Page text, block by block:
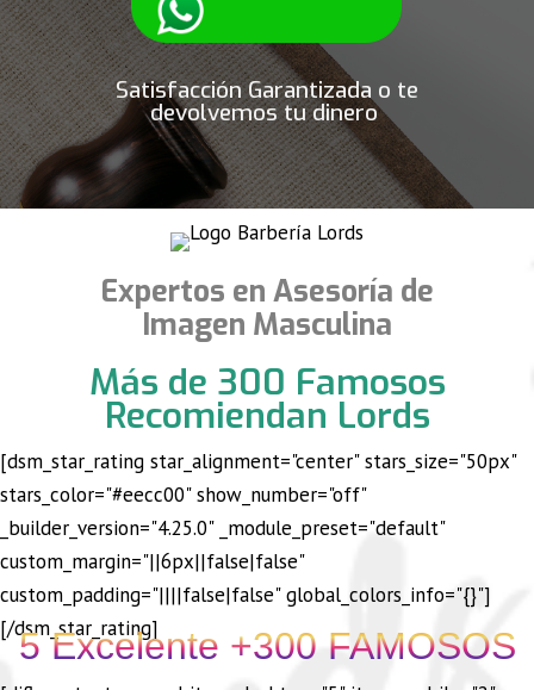
Satisfacción Garantizada o te
devolvemos tu dinero
Expertos en Asesoría de
Imagen Masculina
Más de 300 Famosos
Recomiendan Lords
[dsm_star_rating star_alignment="center" stars_size="50px"
stars_color="#eecc00" show_number="off"
_builder_version="4.25.0" _module_preset="default"
custom_margin="||6px||false|false"
custom_padding="||||false|false" global_colors_info="{}"]
[/dsm_star_rating]
5 Excelente +300 FAMOSOS